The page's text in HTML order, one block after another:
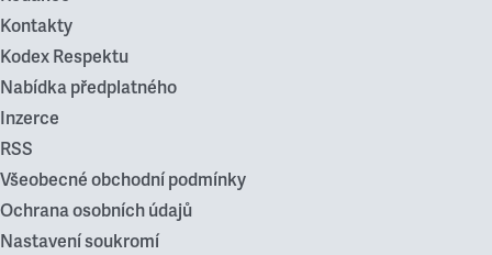
Kontakty
Kodex Respektu
Nabídka předplatného
Inzerce
RSS
Všeobecné obchodní podmínky
Ochrana osobních údajů
Nastavení soukromí